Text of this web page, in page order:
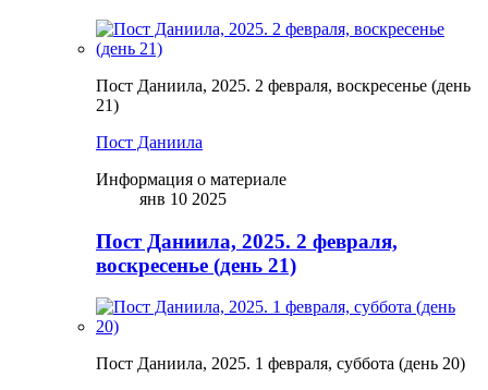
Пост Даниила, 2025. 2 февраля, воскресенье (день
21)
Пост Даниила
Информация о материале
янв 10 2025
Пост Даниила, 2025. 2 февраля,
воскресенье (день 21)
Пост Даниила, 2025. 1 февраля, суббота (день 20)